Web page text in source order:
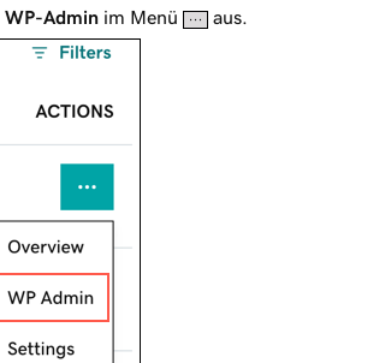
WP-Admin im Menü aus.